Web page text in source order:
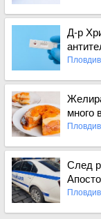
Вижте пълното
Д-р
Пловдив
Вижте пълното
много
Пловдив
Вижте пълното
След
лице
Пловдив
Вижте пълното